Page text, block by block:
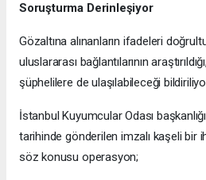
Soruşturma Derinleşiyor
Gözaltına alınanların ifadeleri
uluslararası bağlantılarının
şüphelilere de ulaşılabileceği
İstanbul Kuyumcular Odası
tarihinde gönderilen imzalı kaşeli bir
söz konusu operasyon;